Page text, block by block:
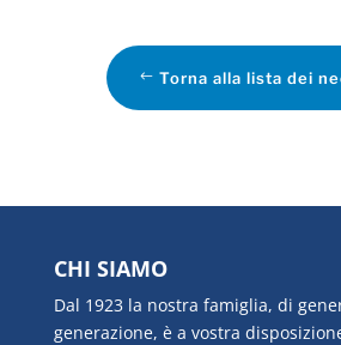
Torna alla lista dei
CHI SIAMO
Dal 1923 la nostra famiglia, di
generazione, è a vostra